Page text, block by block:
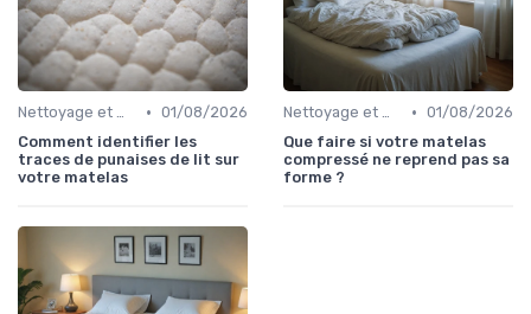
Nettoyage et maintenance • 01/08/2026
Comment identifier les
traces de punaises de lit sur
votre matelas
Nettoyage et maintenance • 01/08/2026
Que faire si votre matelas
compressé ne reprend pas sa
forme ?